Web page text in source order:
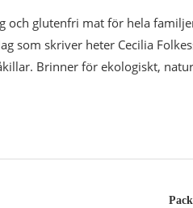
och glutenfri mat för hela
som skriver heter Cecilia
Brinner för ekologiskt,